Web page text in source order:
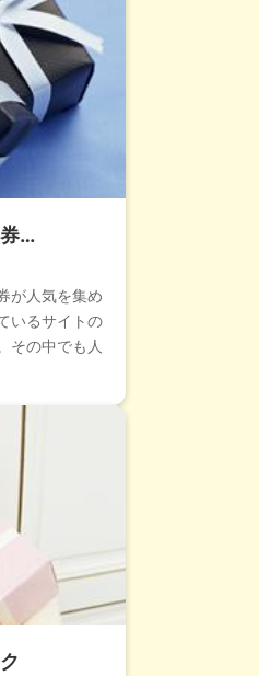
…
が人気を集め
いるサイトの
その中でも人